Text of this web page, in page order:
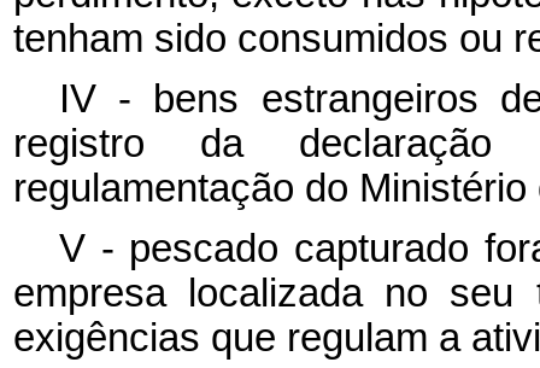
tenham sido consumidos ou
IV - bens estrangeiros
registro da
regulamentação do
V - pescado capturado
empresa localizada no
exigências que regulam a